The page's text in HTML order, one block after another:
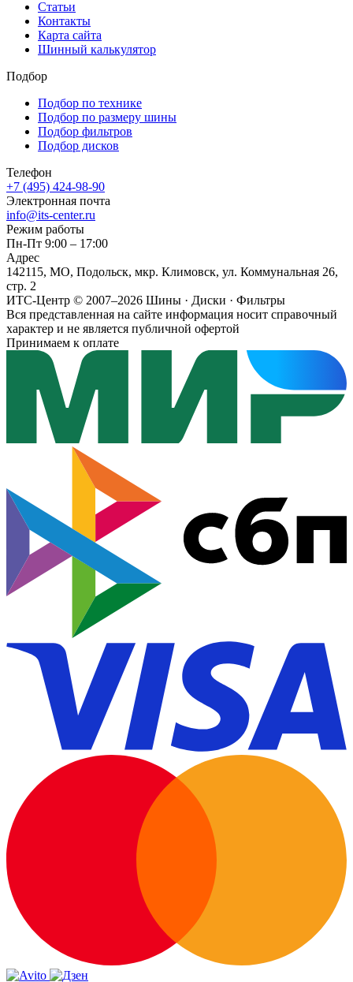
Статьи
Контакты
Карта сайта
Шинный калькулятор
Подбор
Подбор по технике
Подбор по размеру шины
Подбор фильтров
Подбор дисков
Телефон
+7 (495) 424-98-90
Электронная почта
info@its-center.ru
Режим работы
Пн-Пт 9:00 – 17:00
Адрес
142115, МО, Подольск, мкр. Климовск, ул. Коммунальная 26,
стр. 2
ИТС-Центр © 2007–2026 Шины · Диски · Фильтры
Вся представленная на сайте информация носит справочный
характер и не является публичной офертой
Принимаем к оплате